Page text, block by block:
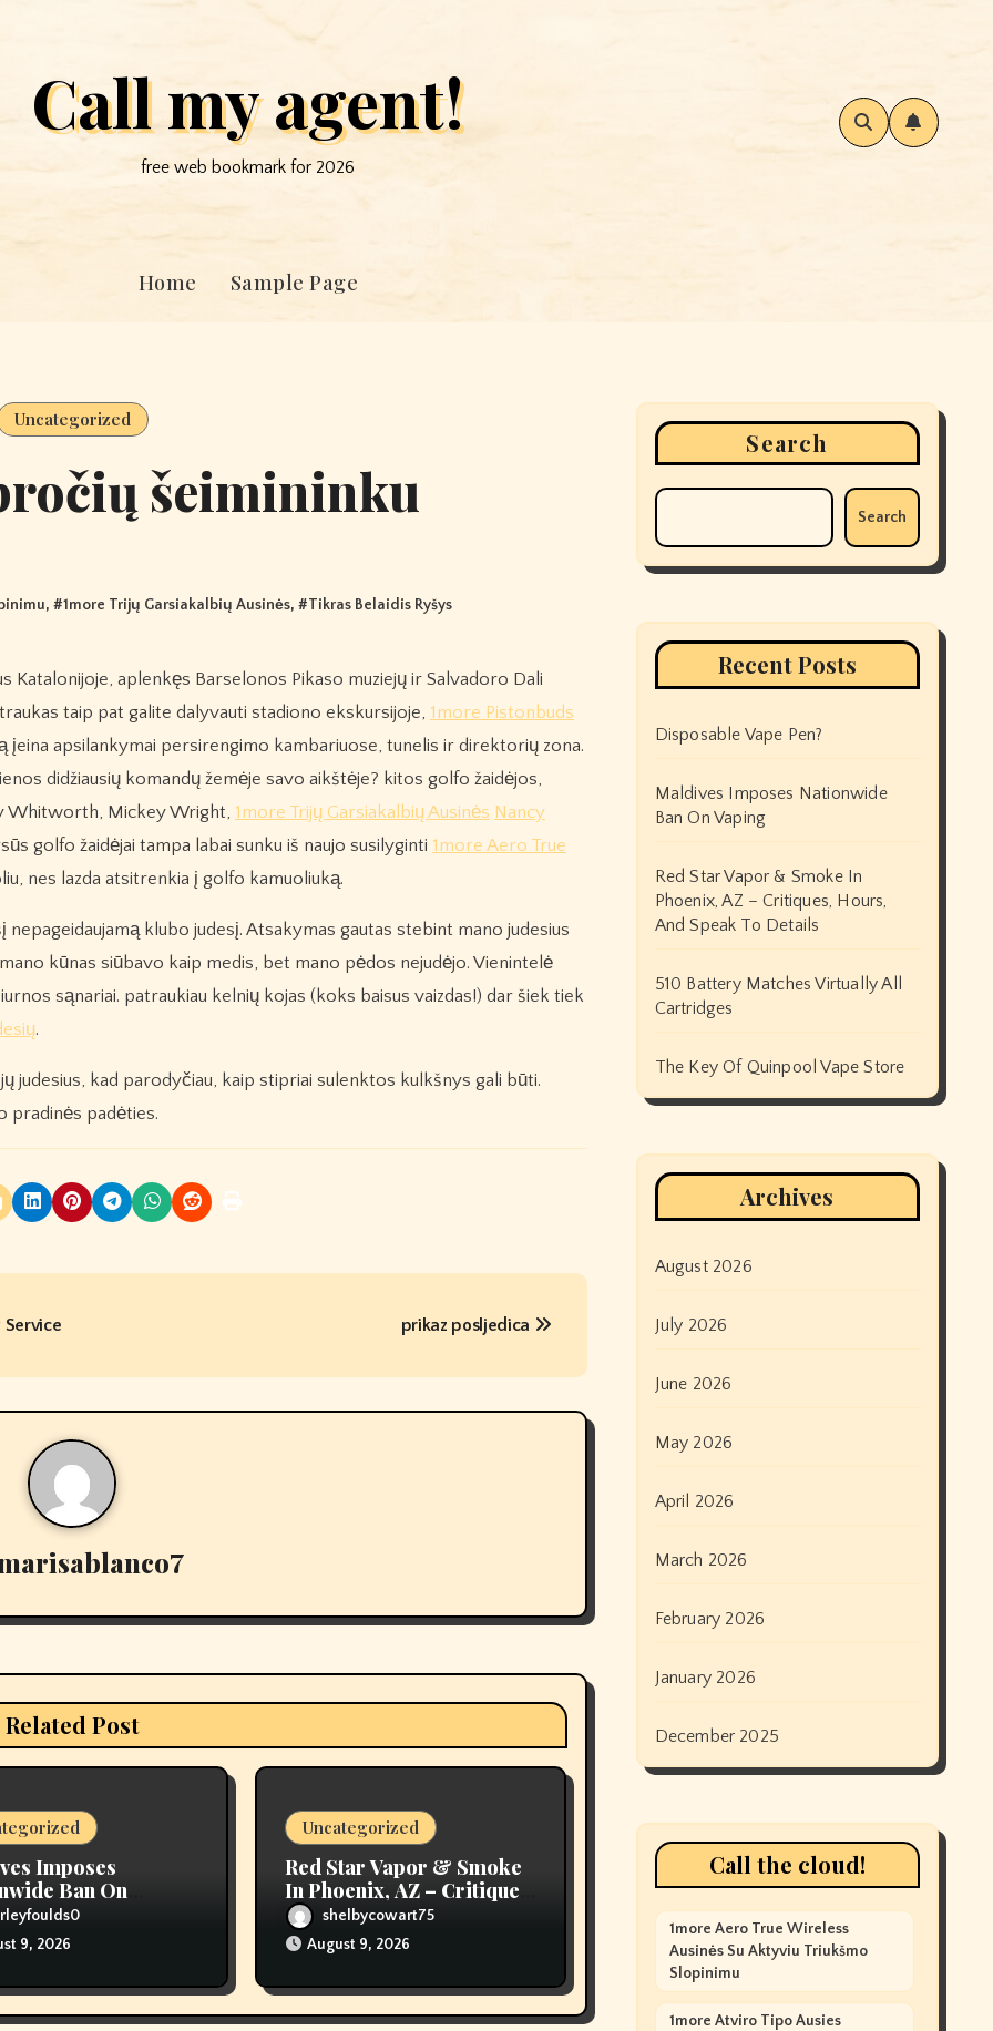
Call my agent!
free web bookmark for 2026
Home Sample Page
Uncategorized
šeimininku
, #1more Trijų Garsiakalbių Ausinės, #Tikras Belaidis Ryšys
taip pat galite dalyvauti stadiono ekskursijoje, 1more Pistonbuds
įeina apsilankymai persirengimo kambariuose, tunelis ir direktorių zona.
didžiausių komandų žemėje savo aikštėje? kitos golfo žaidėjos,
Whitworth, Mickey Wright, 1more Trijų Garsiakalbių Ausinės Nancy
golfo žaidėjai tampa labai sunku iš naujo susilyginti 1more Aero True
nes lazda atsitrenkia į golfo kamuoliuką.
klubo judesį. Atsakymas gautas stebint mano judesius
kūnas siūbavo kaip medis, bet mano pėdos nejudėjo. Vienintelė
sąnariai. patraukiau kelnių kojas (koks baisus vaizdas!) dar šiek tiek
.
judesius, kad parodyčiau, kaip stipriai sulenktos kulkšnys gali būti.
pradinės padėties.
Service prikaz posljedica
Related Post
Imposes
Ban On
9, 2026
Uncategorized
Red Star Vapor & Smoke
In Phoenix, AZ – Critiques,
Hours, And Speak To
Details
shelbycowart75
August 9, 2026
Search
Search
Recent Posts
Disposable Vape Pen?
Maldives Imposes Nationwide
Ban On Vaping
Red Star Vapor & Smoke In
Phoenix, AZ – Critiques, Hours,
And Speak To Details
510 Battery Matches Virtually All
Cartridges
The Key Of Quinpool Vape Store
Archives
August 2026
July 2026
June 2026
May 2026
April 2026
March 2026
February 2026
January 2026
December 2025
Call the cloud!
1more Aero True Wireless
Ausinės Su Aktyviu Triukšmo
Slopinimu
1more Atviro Tipo Ausies